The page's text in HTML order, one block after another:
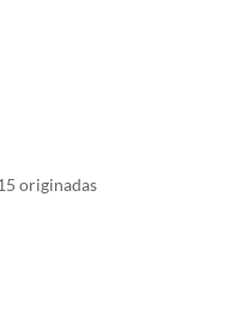
originadas